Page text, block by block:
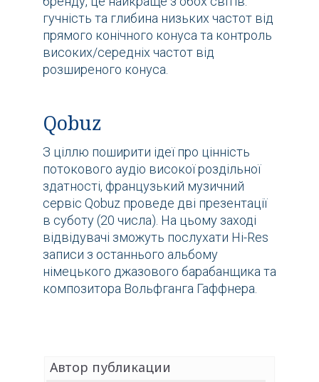
гучність та глибина низьких частот від
прямого конічного конуса та контроль
високих/середніх частот від
розширеного конуса.
Qobuz
З ціллю поширити ідеї про цінність
потокового аудіо високої роздільної
здатності, французький музичний
сервіс Qobuz проведе дві презентації
в суботу (20 числа). На цьому заході
відвідувачі зможуть послухати Hi-Res
записи з останнього альбому
німецького джазового барабанщика та
композитора Вольфганга Гаффнера.
Автор публикации